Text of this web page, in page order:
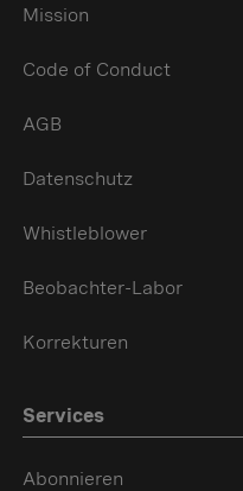
Mission
Code of Conduct
AGB
Datenschutz
Whistleblower
Beobachter-Labor
Korrekturen
Services
Abonnieren